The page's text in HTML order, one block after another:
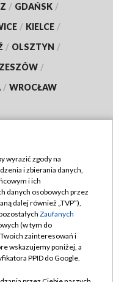
/ GDAŃSK /
/ KIELCE /
/ OLSZTYN /
/
/ WROCŁAW
wyrazić zgody na
i zbierania danych,
i ich
danych osobowych przez
dalej również „TVP”),
Zaufanych
(w tym do
zainteresowań i
wskazujemy poniżej, a
PPID do Google.